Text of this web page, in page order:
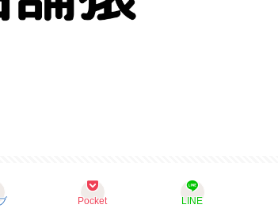
Pocket LINE